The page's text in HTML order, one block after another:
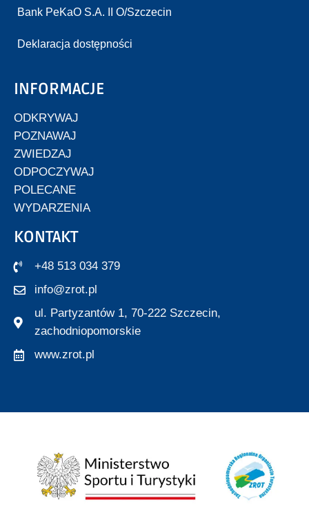
Bank PeKaO S.A. II O/Szczecin
Deklaracja dostępności
INFORMACJE
ODKRYWAJ
POZNAWAJ
ZWIEDZAJ
ODPOCZYWAJ
POLECANE
WYDARZENIA
KONTAKT
+48 513 034 379
info@zrot.pl
ul. Partyzantów 1, 70-222 Szczecin,
zachodniopomorskie
www.zrot.pl